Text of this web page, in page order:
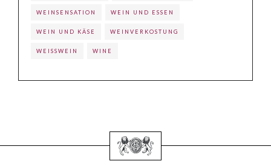
WEINSENSATION WEIN UND ESSEN
WEIN UND KÄSE WEINVERKOSTUNG
WEISSWEIN WINE